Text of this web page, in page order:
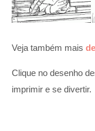
Veja também mais
Clique no desenho
imprimir e se divertir.